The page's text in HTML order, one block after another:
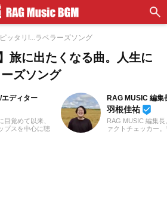
ピッタリ!...ラベラーズソング
旅に出たくなる曲。人生に
ズソング
エディター
目覚めて以来、
プスを中心に聴
RAG MUSIC 編集
羽根佳祐 beenhere
RAG MUSIC 編集
ァクトチェッカー